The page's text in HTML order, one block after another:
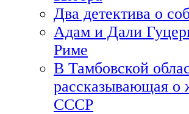
Два детектива о
Адам и Дали
Риме
В Тамбовской
рассказывающая о
СССР